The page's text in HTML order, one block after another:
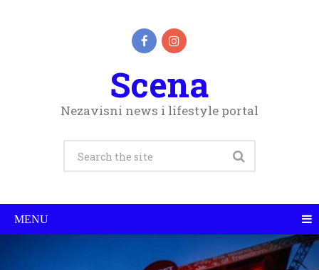
Scena
Nezavisni news i lifestyle portal
MENU